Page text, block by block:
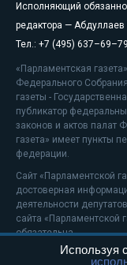
Исполняющий
редактора —
Тел.: +7 (495)
«Парламентская
Федерального
газеты -
публикатор
законов и актов палат
газета» имеет пункты
федерации.
Сайт «Парламентской
достоверная
деятельности
сайта «Парламентской
обязательна.
На информационном
Используя